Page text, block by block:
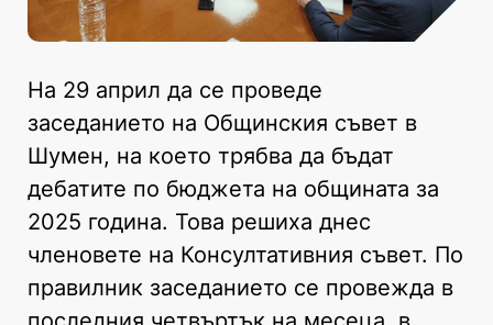
На 29 април да се проведе
заседанието на Общинския съвет в
Шумен, на което трябва да бъдат
дебатите по бюджета на общината за
2025 година. Това решиха днес
членовете на Консултативния съвет. По
правилник заседанието се провежда в